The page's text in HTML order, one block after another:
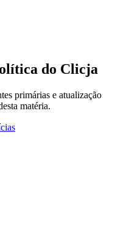
do Clicja
primárias e atualização
matéria.